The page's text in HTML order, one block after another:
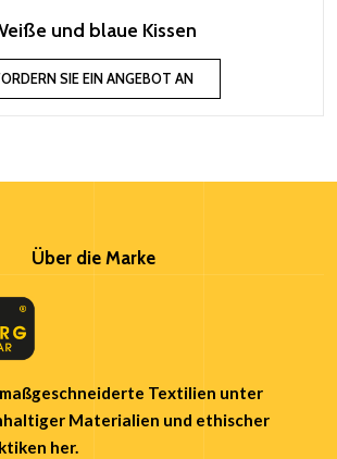
und blaue Kissen
SIE EIN ANGEBOT AN
Über die Marke
Textilien unter
Materialien und ethischer
her.